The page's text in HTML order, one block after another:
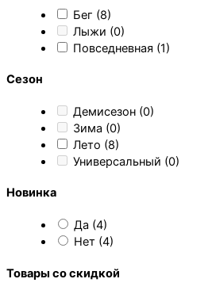
Бег (8)
Лыжи (0)
Повседневная (1)
Сезон
Демисезон (0)
Зима (0)
Лето (8)
Универсальный (0)
Новинка
Да (4)
Нет (4)
Товары со скидкой